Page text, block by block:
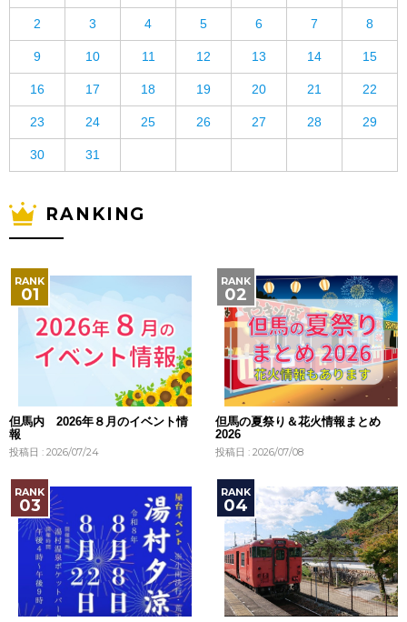
2 3 4 5 6 7 8
9 10 11 12 13 14 15
16 17 18 19 20 21 22
23 24 25 26 27 28 29
30 31
RANKING
但馬内 2026年８月のイベント情
報
投稿日 : 2026/07/24
但馬の夏祭り＆花火情報まとめ
2026
投稿日 : 2026/07/08